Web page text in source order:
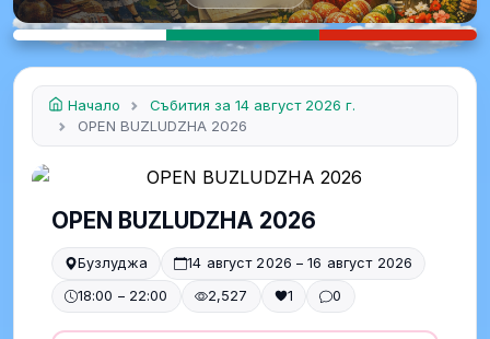
Начало
Събития за 14 август 2026 г.
OPEN BUZLUDZHA 2026
OPEN BUZLUDZHA 2026
Бузлуджа
14 август 2026 – 16 август 2026
18:00 – 22:00
2,527 1 0